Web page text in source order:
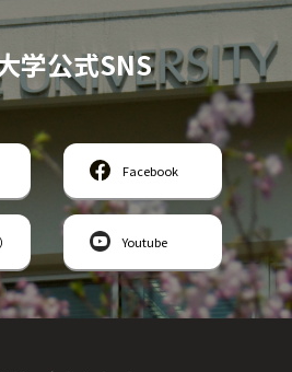
学公式SNS
Facebook
Youtube